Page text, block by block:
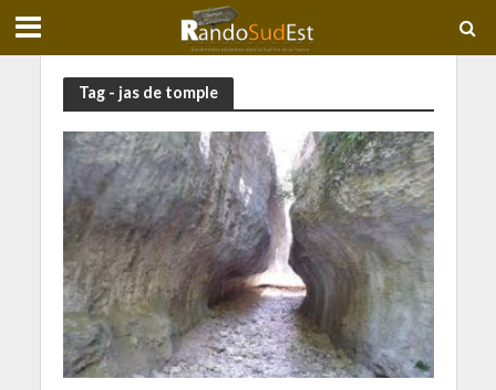
Tag - jas de tomple